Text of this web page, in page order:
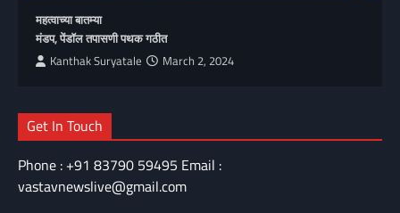
महत्वाच्या बातम्या
मंडप, पेंडॉल तपासणी पथक गठीत
Kanthak Suryatale March 2, 2024
Get In Touch
Phone : +91 83790 59495 Email :
vastavnewslive@gmail.com